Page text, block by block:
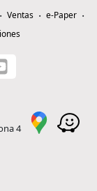
Ventas
e-Paper
4